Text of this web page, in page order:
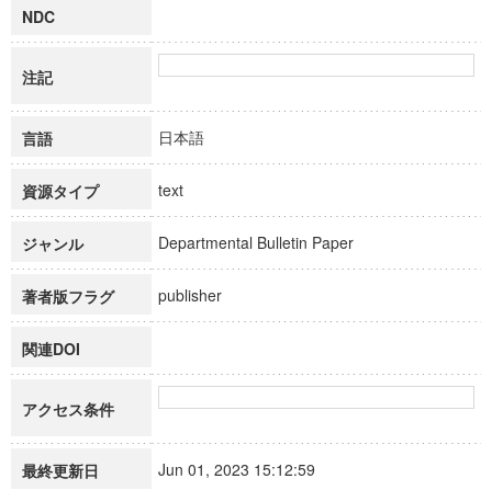
NDC
注記
言語 日本語
資源タイプ text
ジャンル Departmental Bulletin Paper
著者版フラグ publisher
関連DOI
アクセス条件
最終更新日 Jun 01, 2023 15:12:59